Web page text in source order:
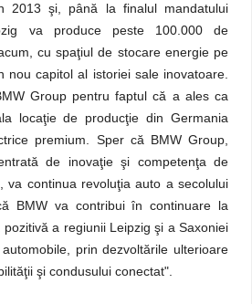
2013 şi, până la finalul mandatului
va produce peste 100.000 de
cu spaţiul de stocare energie pe
nou capitol al istoriei sale inovatoare.
Group pentru faptul că a ales ca
locaţie de producţie din Germania
premium. Sper că BMW Group,
de inovaţie şi competenţa de
va continua revoluţia auto a secolului
BMW va contribui în continuare la
a regiunii Leipzig şi a Saxoniei
prin dezvoltările ulterioare
şi condusului conectat".